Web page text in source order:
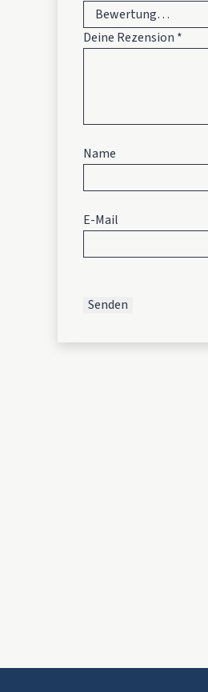
Deine Rezension *
Name
E-Mail